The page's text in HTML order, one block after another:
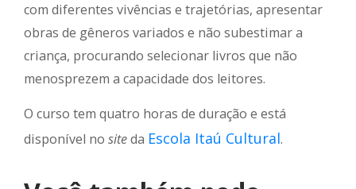
com diferentes vivências e trajetórias, apresentar
obras de gêneros variados e não subestimar a
criança, procurando selecionar livros que não
menosprezem a capacidade dos leitores.
O curso tem quatro horas de duração e está
disponível no siteda Escola Itaú Cultural.